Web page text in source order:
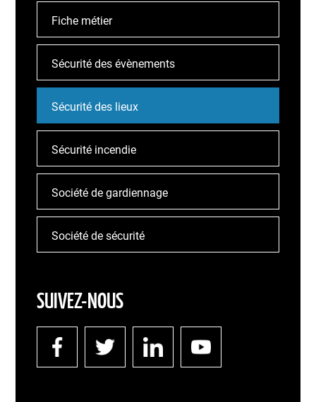
Fiche métier
Sécurité des évènements
Sécurité des lieux
Sécurité incendie
Société de gardiennage
Société de sécurité
SUIVEZ-NOUS